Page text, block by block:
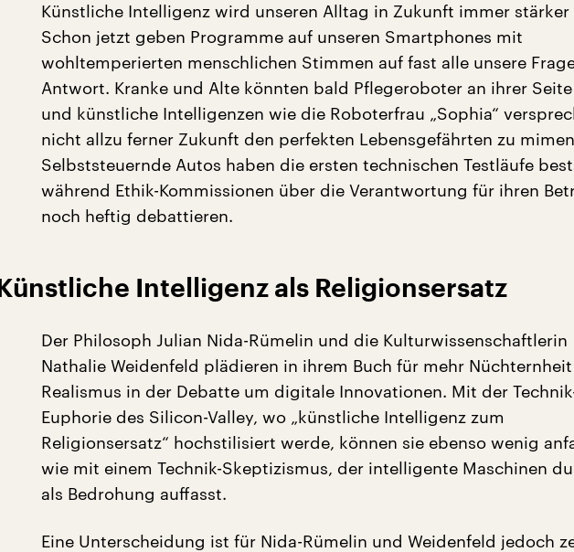
Künstliche Intelligenz wird unseren Alltag in Zukunft immer stärker
Schon jetzt geben Programme auf unseren Smartphones mit
wohltemperierten menschlichen Stimmen auf fast alle unsere
Antwort. Kranke und Alte könnten bald Pflegeroboter an ihrer
und künstliche Intelligenzen wie die Roboterfrau „Sophia“
nicht allzu ferner Zukunft den perfekten Lebensgefährten zu
Selbststeuernde Autos haben die ersten technischen Testläufe
während Ethik-Kommissionen über die Verantwortung für ihren
noch heftig debattieren.
Künstliche Intelligenz als Religionsersatz
Der Philosoph Julian Nida-Rümelin und die Kulturwissenschaftlerin
Nathalie Weidenfeld plädieren in ihrem Buch für mehr
Realismus in der Debatte um digitale Innovationen. Mit der
Euphorie des Silicon-Valley, wo „künstliche Intelligenz zum
Religionsersatz“ hochstilisiert werde, können sie ebenso wenig
wie mit einem Technik-Skeptizismus, der intelligente Maschinen
als Bedrohung auffasst.
Eine Unterscheidung ist für Nida-Rümelin und Weidenfeld jedoch